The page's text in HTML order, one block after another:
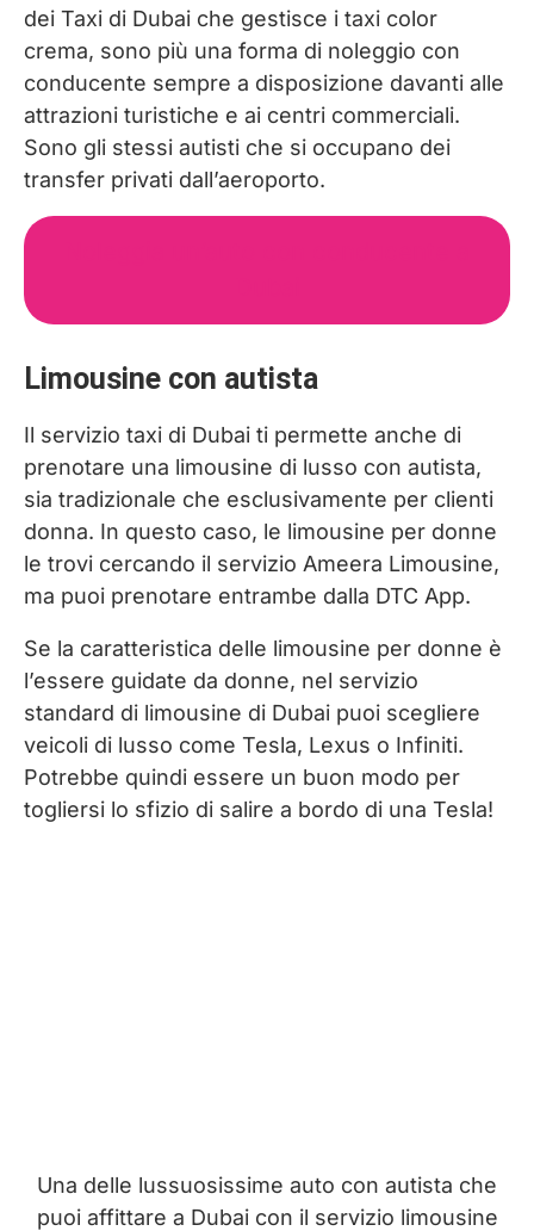
dei Taxi di Dubai che gestisce i taxi color
crema, sono più una forma di noleggio con
conducente sempre a disposizione davanti alle
attrazioni turistiche e ai centri commerciali.
Sono gli stessi autisti che si occupano dei
transfer privati dall’aeroporto.
Limousine con autista
Il servizio taxi di Dubai ti permette anche di
prenotare una limousine di lusso con autista,
sia tradizionale che esclusivamente per clienti
donna. In questo caso, le limousine per donne
le trovi cercando il servizio Ameera Limousine,
ma puoi prenotare entrambe dalla DTC App.
Se la caratteristica delle limousine per donne è
l’essere guidate da donne, nel servizio
standard di limousine di Dubai puoi scegliere
veicoli di lusso come Tesla, Lexus o Infiniti.
Potrebbe quindi essere un buon modo per
togliersi lo sfizio di salire a bordo di una Tesla!
Una delle lussuosissime auto con autista che
puoi affittare a Dubai con il servizio limousine